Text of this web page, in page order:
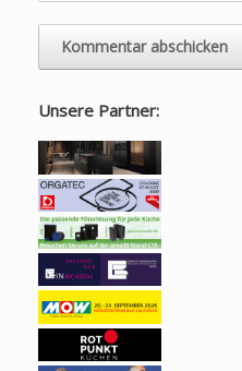
Unsere Partner: